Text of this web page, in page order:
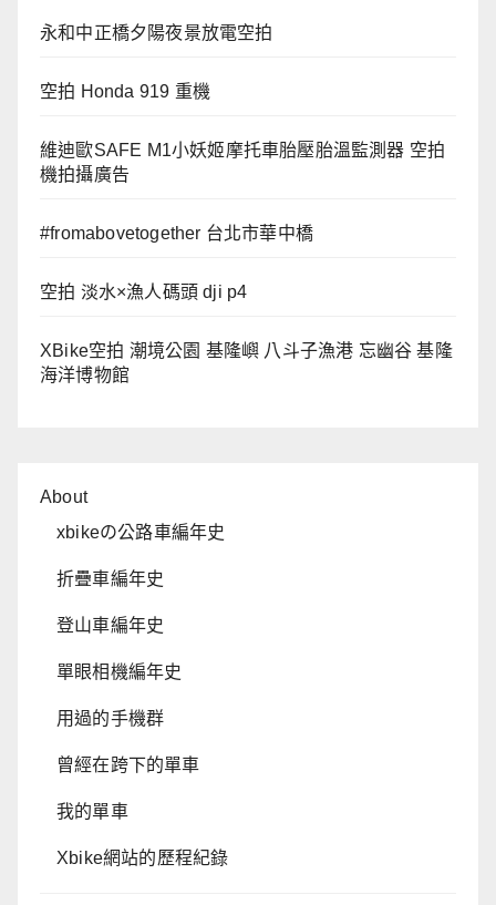
永和中正橋夕陽夜景放電空拍
空拍 Honda 919 重機
維迪歐SAFE M1小妖姬摩托車胎壓胎溫監測器 空拍
機拍攝廣告
#fromabovetogether 台北市華中橋
空拍 淡水×漁人碼頭 dji p4
XBike空拍 潮境公園 基隆嶼 八斗子漁港 忘幽谷 基隆
海洋博物館
About
xbikeの公路車編年史
折疊車編年史
登山車編年史
單眼相機編年史
用過的手機群
曾經在跨下的單車
我的單車
Xbike網站的歷程紀錄